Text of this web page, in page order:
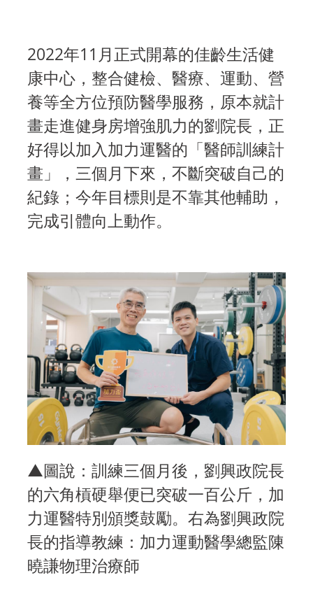
2022年11月正式開幕的佳齡生活健
康中心，整合健檢、醫療、運動、營
養等全方位預防醫學服務，原本就計
畫走進健身房增強肌力的劉院長，正
好得以加入加力運醫的「醫師訓練計
畫」，三個月下來，不斷突破自己的
紀錄；今年目標則是不靠其他輔助，
完成引體向上動作。
▲圖說：訓練三個月後，劉興政院長
的六角槓硬舉便已突破一百公斤，加
力運醫特別頒獎鼓勵。右為劉興政院
長的指導教練：加力運動醫學總監陳
曉謙物理治療師